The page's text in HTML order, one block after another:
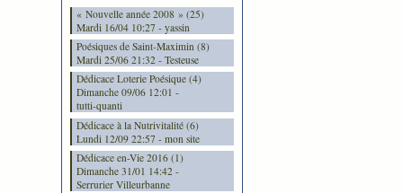
« Nouvelle année 2008 » (25)
Mardi 16/04 10:27 - yassin
Poésiques de Saint-Maximin (8)
Mardi 25/06 21:32 - Testeuse
Dédicace Loterie Poésique (4)
Dimanche 09/06 12:01 -
tutti-quanti
Dédicace à la Nutrivitalité (6)
Lundi 12/09 22:57 - mon site
Dédicace en-Vie 2016 (1)
Dimanche 31/01 14:42 -
Serrurier Villeurbanne